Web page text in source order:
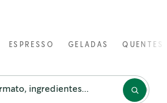
ESPRESSO GELADAS QUENTES